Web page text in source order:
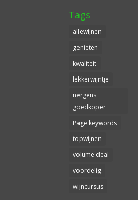
Tags
allewijnen
genieten
kwaliteit
lekkerwijntje
nergens
goedkoper
Page keywords
topwijnen
volume deal
voordelig
wijncursus